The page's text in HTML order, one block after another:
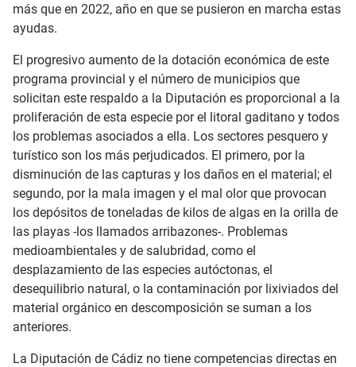
más que en 2022, año en que se pusieron en marcha estas
ayudas.
El progresivo aumento de la dotación económica de este
programa provincial y el número de municipios que
solicitan este respaldo a la Diputación es proporcional a la
proliferación de esta especie por el litoral gaditano y todos
los problemas asociados a ella. Los sectores pesquero y
turístico son los más perjudicados. El primero, por la
disminución de las capturas y los daños en el material; el
segundo, por la mala imagen y el mal olor que provocan
los depósitos de toneladas de kilos de algas en la orilla de
las playas -los llamados arribazones-. Problemas
medioambientales y de salubridad, como el
desplazamiento de las especies autóctonas, el
desequilibrio natural, o la contaminación por lixiviados del
material orgánico en descomposición se suman a los
anteriores.
La Diputación de Cádiz no tiene competencias directas en